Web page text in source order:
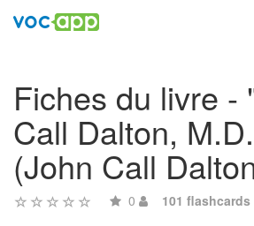
Fiches du livre -
Call Dalton,
(John Call
0 101 flashcards